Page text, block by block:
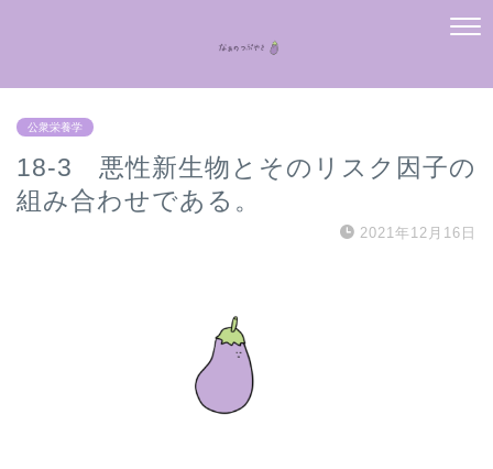
公衆栄養学
18-3 悪性新生物とそのリスク因子の
組み合わせである。
2021年12月16日